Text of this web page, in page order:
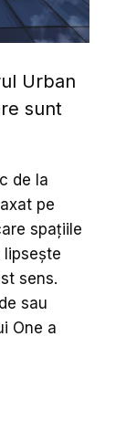
Urban
sunt
de la
pe
spațiile
lipsește
sens.
sau
One a